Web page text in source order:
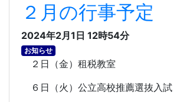
２月の行事予定
2024年2月1日 12時54分
お知らせ
２日（金）租税教室
６日（火）公立高校推薦選抜入試